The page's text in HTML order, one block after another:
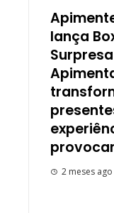
lança
Surpresa
2 meses ago